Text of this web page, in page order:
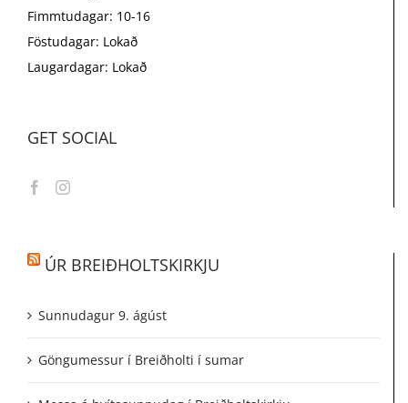
Fimmtudagar: 10-16
Föstudagar: Lokað
Laugardagar: Lokað
GET SOCIAL
ÚR BREIÐHOLTSKIRKJU
Sunnudagur 9. ágúst
Göngumessur í Breiðholti í sumar